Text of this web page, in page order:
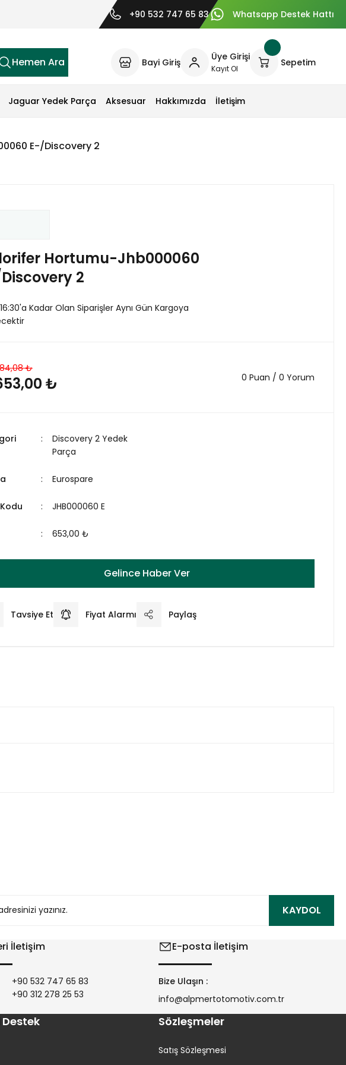
+90 532 747 65 83 Whatsapp Destek Hattı
Hemen Ara Bayi Giriş Üye Girişi
Kayıt Ol
Sepetim
Jaguar Yedek Parça Aksesuar Hakkımızda İletişim
E-/Discovery 2
Hortumu-Jhb000060
2
Kadar Olan Siparişler Aynı Gün Kargoya
₺
₺ 0 Puan / 0 Yorum
Discovery 2 Yedek
Parça
Eurospare
JHB000060 E
653,00 ₺
Gelince Haber Ver
Tavsiye Et Fiyat Alarmı Paylaş
KAYDOL
İletişim
+90 532 747 65 83
+90 312 278 25 53
E-posta İletişim
Bize Ulaşın :
info@alpmertotomotiv.com.tr
Sözleşmeler
Satış Sözleşmesi